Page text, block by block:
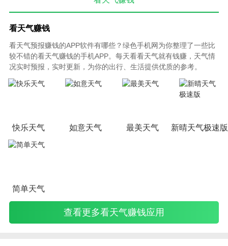
看天气赚钱
看天气预报赚钱的APP软件有哪些？绿色手机网为你整理了一些比
较不错的看天气赚钱的手机APP。每天看看天气就有钱赚，天气情
况实时预报，实时更新，为你的出行、生活提供优质的参考。
快乐天气 如意天气 最美天气 新晴天气极速版
简单天气
查看更多看天气赚钱应用